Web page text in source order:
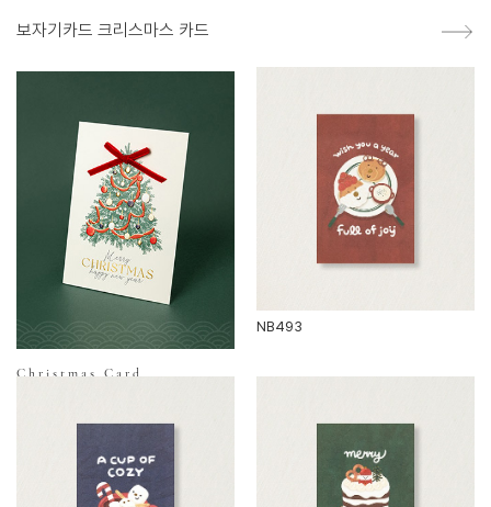
보자기카드 크리스마스 카드
Christmas Card
NB493